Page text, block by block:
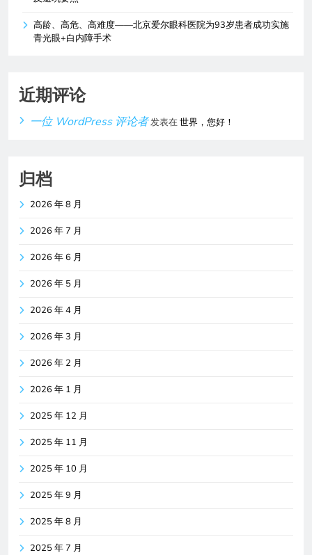
高龄、高危、高难度——北京爱尔眼科医院为93岁患者成功实施
青光眼+白内障手术
近期评论
一位 WordPress 评论者发表在世界，您好！
归档
2026 年 8 月
2026 年 7 月
2026 年 6 月
2026 年 5 月
2026 年 4 月
2026 年 3 月
2026 年 2 月
2026 年 1 月
2025 年 12 月
2025 年 11 月
2025 年 10 月
2025 年 9 月
2025 年 8 月
2025 年 7 月